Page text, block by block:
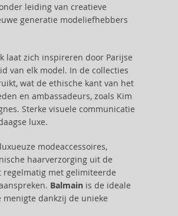
leiding van creatieve
generatie modeliefhebbers
laat zich inspireren door Parijse
van elk model. In de collecties
wat de ethische kant van het
en ambassadeurs, zoals Kim
Sterke visuele communicatie
luxe.
modeaccessoires,
haarverzorging uit de
met gelimiteerde
Balmainis de ideale
dankzij de unieke